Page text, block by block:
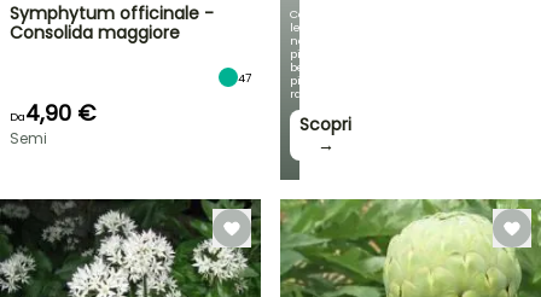
Con
le
nostre
più
belle
piante
rampicanti
Scopri
→
Symphytum officinale -
Consolida maggiore
47
Da4,90 €
Semi